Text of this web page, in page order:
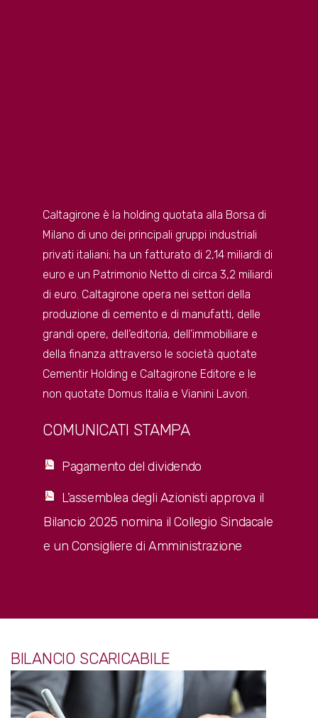
Caltagirone è la holding quotata alla Borsa di
Milano di uno dei principali gruppi industriali
privati italiani; ha un fatturato di 2,14 miliardi di
euro e un Patrimonio Netto di circa 3,2 miliardi
di euro. Caltagirone opera nei settori della
produzione di cemento e di manufatti, delle
grandi opere, dell’editoria, dell’immobiliare e
della finanza attraverso le società quotate
Cementir Holding e Caltagirone Editore e le
non quotate Domus Italia e Vianini Lavori.
COMUNICATI STAMPA
Pagamento del dividendo
L’assemblea degli Azionisti approva il
Bilancio 2025 nomina il Collegio Sindacale
e un Consigliere di Amministrazione
BILANCIO SCARICABILE